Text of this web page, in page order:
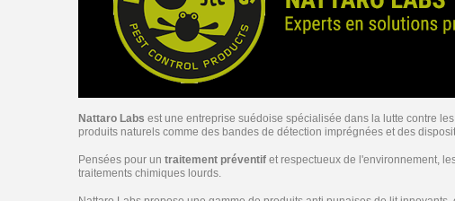
Nattaro Labs est une entreprise suédoise spécialisée dans la lutte contre
produits naturels comme des bandes de détection imprégnées et des
Pensées pour un traitement préventif et respectueux de l'environnement,
traitements chimiques lourds.